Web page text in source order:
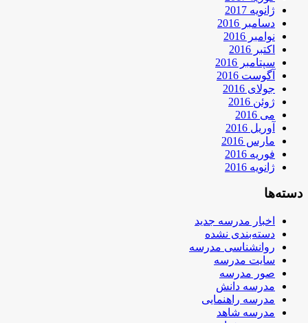
ژانویه 2017
دسامبر 2016
نوامبر 2016
اکتبر 2016
سپتامبر 2016
آگوست 2016
جولای 2016
ژوئن 2016
می 2016
آوریل 2016
مارس 2016
فوریه 2016
ژانویه 2016
دسته‌ها
اخبار مدرسه جدید
دسته‌بندی نشده
روانشناسی مدرسه
سایت مدرسه
صور مدرسه
مدرسه دانش
مدرسه راهنمایی
مدرسه شاهد